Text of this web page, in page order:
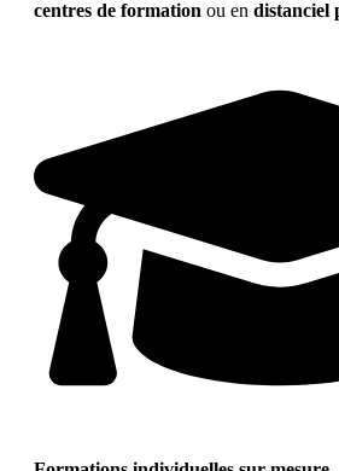
centres de formation ou en distanciel